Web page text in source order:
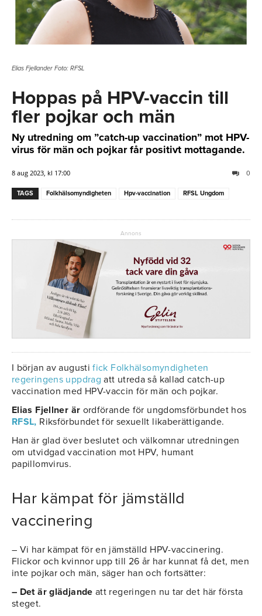
Elias Fjellander Foto: RFSL
Hoppas på HPV-vaccin till
fler pojkar och män
Ny utredning om ”catch-up vaccination” mot HPV-
virus för män och pojkar får positivt mottagande.
8 aug 2023, kl 17:00 0
TAGS Folkhälsomyndigheten Hpv-vaccination RFSL Ungdom
Annons
I början av augustifick Folkhälsomyndigheten
regeringens uppdrag att utreda så kallad catch-up
vaccination med HPV-vaccin för män och pojkar.
Elias Fjellner är ordförande för ungdomsförbundet hos
RFSL, Riksförbundet för sexuellt likaberättigande.
Han är glad över beslutet och välkomnar utredningen
om utvidgad vaccination mot HPV, humant
papillomvirus.
Har kämpat för jämställd
vaccinering
– Vi har kämpat för en jämställd HPV-vaccinering.
Flickor och kvinnor upp till 26 år har kunnat få det, men
inte pojkar och män, säger han och fortsätter:
– Det är glädjande att regeringen nu tar det här första
steget.